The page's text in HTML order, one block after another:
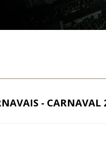
- CARNAVAL